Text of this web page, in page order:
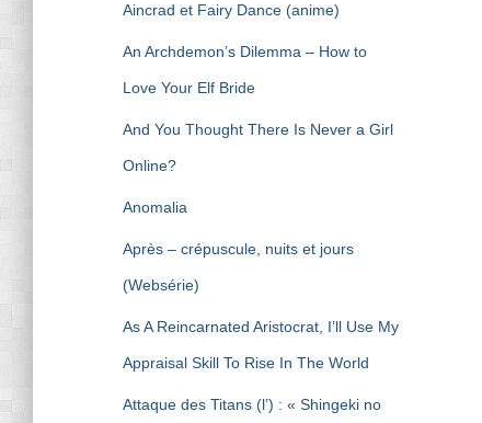
Aincrad et Fairy Dance (anime)
An Archdemon’s Dilemma – How to
Love Your Elf Bride
And You Thought There Is Never a Girl
Online?
Anomalia
Après – crépuscule, nuits et jours
(Websérie)
As A Reincarnated Aristocrat, I’ll Use My
Appraisal Skill To Rise In The World
Attaque des Titans (l’) : « Shingeki no